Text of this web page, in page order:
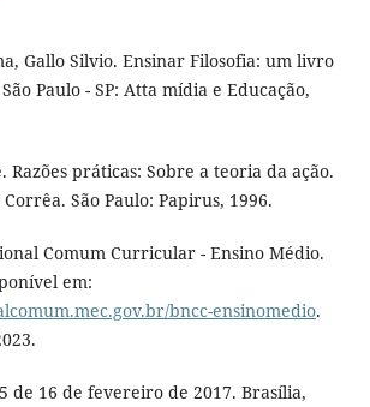
Gallo Silvio. Ensinar Filosofia: um livro
Paulo - SP: Atta mídia e Educação,
Razões práticas: Sobre a teoria da ação.
São Paulo: Papirus, 1996.
Comum Curricular - Ensino Médio.
em:
bncc-ensinomedio.
de 16 de fevereiro de 2017. Brasília,